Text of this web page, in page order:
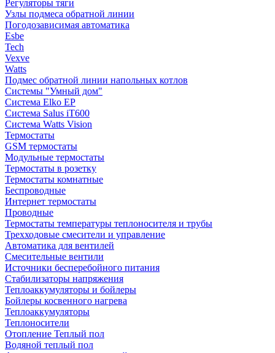
Регуляторы тяги
Узлы подмеса обратной линии
Погодозависимая автоматика
Esbe
Tech
Vexve
Watts
Подмес обратной линии напольных котлов
Системы "Умный дом"
Система Elko EP
Система Salus iT600
Система Watts Vision
Термостаты
GSM термостаты
Модульные термостаты
Термостаты в розетку
Термостаты комнатные
Беспроводные
Интернет термостаты
Проводные
Термостаты температуры теплоносителя и трубы
Трехходовые смесители и управление
Автоматика для вентилей
Смесительные вентили
Источники бесперебойного питания
Стабилизаторы напряжения
Теплоаккумуляторы и бойлеры
Бойлеры косвенного нагрева
Теплоаккумуляторы
Теплоносители
Отопление Теплый пол
Водяной теплый пол